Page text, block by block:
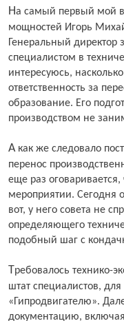
На самый первый мой вопрос о целесообразности перемещения производственных
мощностей Игорь
Генеральный
специалистом в
интересуюсь,
ответственность за
образование. Его
производством не
А как же следовало поступить в случае принятия такого ответственного решения, как
перенос
еще раз
мероприятии. Сегодня
вот, у него совета не
определяющего
подобный шаг с
Требовалось технико-экономическое обоснование. Его мог подготовить только целый
штат специалистов,
«Гипродвигателю».
документацию,